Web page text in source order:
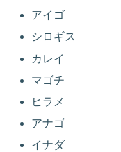
アイゴ
シロギス
カレイ
マゴチ
ヒラメ
アナゴ
イナダ